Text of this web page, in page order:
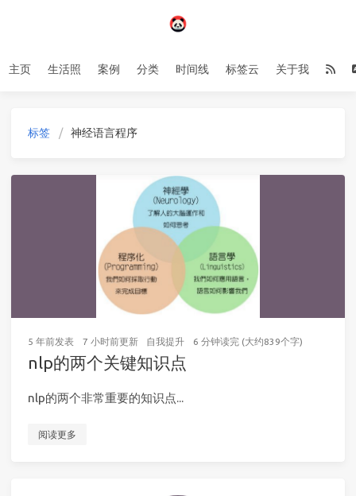
主页 生活照 案例 分类 时间线 标签云 关于我
标签 神经语言程序
5 年前发表 7 小时前更新 自我提升 6 分钟读完 (大约839个字)
nlp的两个关键知识点
nlp的两个非常重要的知识点...
阅读更多